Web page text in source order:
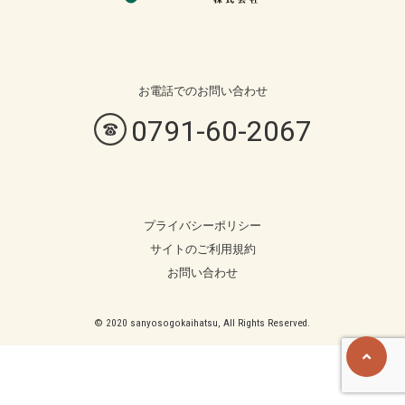
お電話でのお問い合わせ
0791-60-2067
プライバシーポリシー
サイトのご利用規約
お問い合わせ
© 2020 sanyosogokaihatsu, All Rights Reserved.